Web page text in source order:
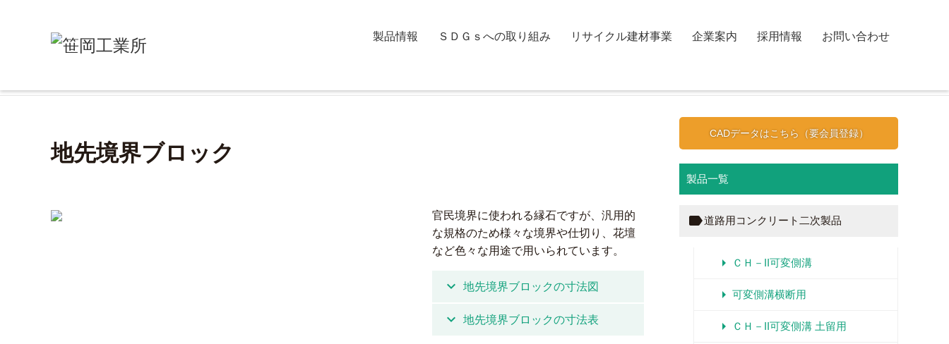
製品情報 ＳＤＧｓへの取り組み リサイクル建材事業 企業案内 採用情報 お問い合わせ
地先境界ブロック
官民境界に使われる縁石ですが、汎用的
な規格のため様々な境界や仕切り、花壇
など色々な用途で用いられています。
expand_more 地先境界ブロックの寸法図
expand_more 地先境界ブロックの寸法表
CADデータはこちら（要会員登録）
製品一覧
label道路用コンクリート二次製品
arrow_right ＣＨ－II可変側溝
arrow_right 可変側溝横断用
arrow_right ＣＨ－II可変側溝 土留用